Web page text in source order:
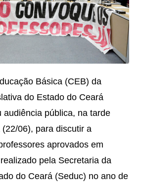
Básica (CEB) da
do Estado do Ceará
audiência pública, na tarde
06), para discutir a
aprovados em
pela Secretaria da
do Ceará (Seduc) no ano de